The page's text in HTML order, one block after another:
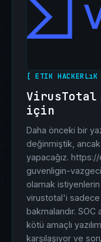
[ ETIK
için
Daha önceki bir
değinmiştik,
yapacağız.
guvenligin-
olamak istiyenlerin
virustotal'i sadece
bakmalarıdır.
kötü amaçlı
karşılaşıyor ve